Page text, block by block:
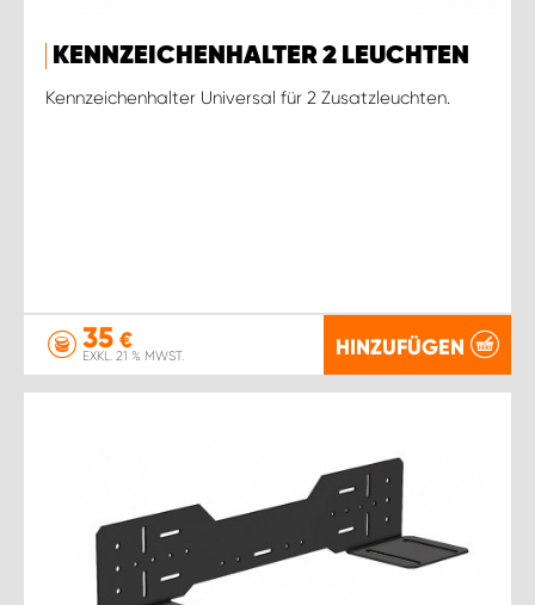
KENNZEICHENHALTER 2 LEUCHTEN
Kennzeichenhalter Universal für 2 Zusatzleuchten.
35 €
EXKL. 21 % MWST. HINZUFÜGEN